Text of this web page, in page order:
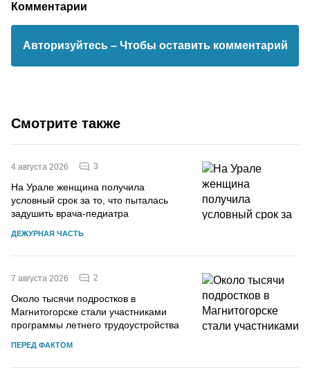
Комментарии
Авторизуйтесь – Чтобы оставить комментарий
Смотрите также
4 августа 2026 3
На Урале женщина получила
условный срок за то, что пыталась
задушить врача-педиатра
ДЕЖУРНАЯ ЧАСТЬ
7 августа 2026 2
Около тысячи подростков в
Магнитогорске стали участниками
программы летнего трудоустройства
ПЕРЕД ФАКТОМ